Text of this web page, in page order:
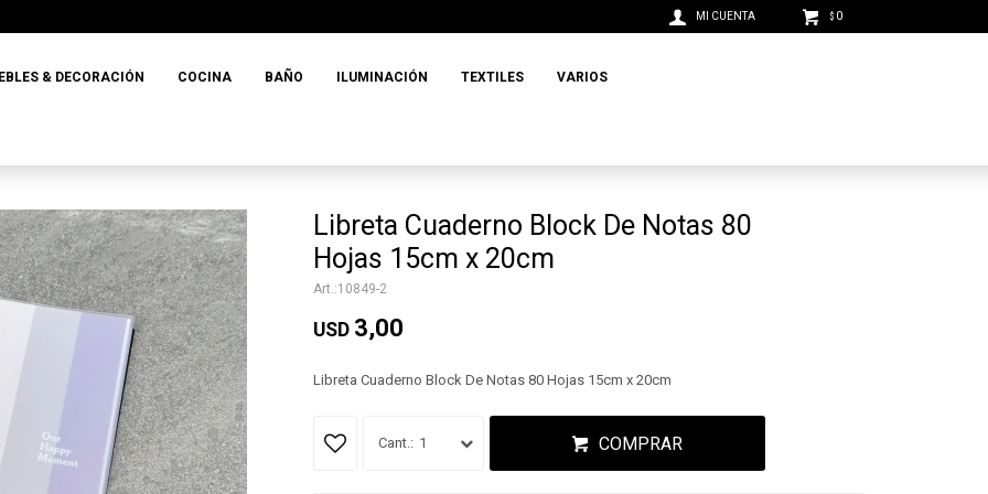
& DECORACIÓN COCINA BAÑO ILUMINACIÓN TEXTILES VARIOS
$ 0
Libreta Cuaderno Block De Notas 80
Hojas 15cm x 20cm
10849-2
USD 3,00
Libreta Cuaderno Block De Notas 80 Hojas 15cm x 20cm
1 COMPRAR